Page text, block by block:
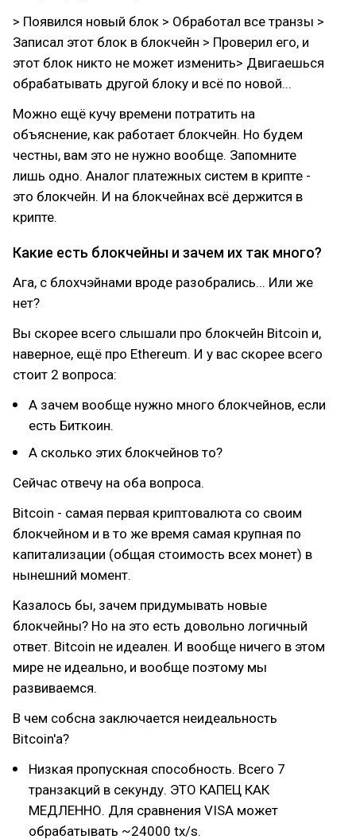
> Появился новый блок > Обработал все транзы >
Записал этот блок в блокчейн > Проверил его, и
этот блок никто не может изменить> Двигаешься
обрабатывать другой блоку и всё по новой...
Можно ещё кучу времени потратить на
объяснение, как работает блокчейн. Но будем
честны, вам это не нужно вообще. Запомните
лишь одно. Аналог платежных систем в крипте -
это блокчейн. И на блокчейнах всё держится в
крипте.
Какие есть блокчейны и зачем их так много?
Ага, с блохчэйнами вроде разобрались... Или же
нет?
Вы скорее всего слышали про блокчейн Bitcoin и,
наверное, ещё про Ethereum. И у вас скорее всего
стоит 2 вопроса:
А зачем вообще нужно много блокчейнов, если
есть Биткоин.
А сколько этих блокчейнов то?
Сейчас отвечу на оба вопроса.
Bitcoin - самая первая криптовалюта со своим
блокчейном и в то же время самая крупная по
капитализации (общая стоимость всех монет) в
нынешний момент.
Казалось бы, зачем придумывать новые
блокчейны? Но на это есть довольно логичный
ответ. Bitcoin не идеален. И вообще ничего в этом
мире не идеально, и вообще поэтому мы
развиваемся.
В чем собсна заключается неидеальность
Bitcoin'a?
Низкая пропускная способность. Всего 7
транзакций в секунду. ЭТО КАПЕЦ КАК
МЕДЛЕННО. Для сравнения VISA может
обрабатывать ~24000 tx/s.